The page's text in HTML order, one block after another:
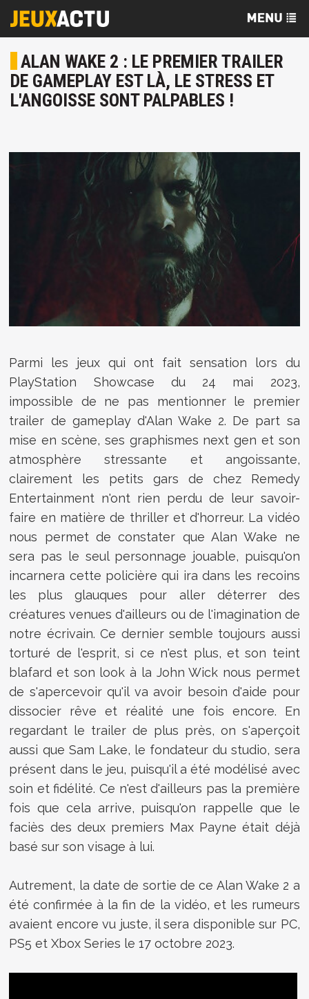
ALAN WAKE 2 : LE PREMIER TRAILER
DE GAMEPLAY EST LÀ, LE STRESS ET
L'ANGOISSE SONT PALPABLES !
Parmi les jeux qui ont fait sensation lors du
PlayStation Showcase du 24 mai 2023,
impossible de ne pas mentionner le premier
trailer de gameplay d'Alan Wake 2. De part sa
mise en scène, ses graphismes next gen et son
atmosphère stressante et angoissante,
clairement les petits gars de chez Remedy
Entertainment n'ont rien perdu de leur savoir-
faire en matière de thriller et d'horreur. La vidéo
nous permet de constater que Alan Wake ne
sera pas le seul personnage jouable, puisqu'on
incarnera cette policière qui ira dans les recoins
les plus glauques pour aller déterrer des
créatures venues d'ailleurs ou de l'imagination de
notre écrivain. Ce dernier semble toujours aussi
torturé de l'esprit, si ce n'est plus, et son teint
blafard et son look à la John Wick nous permet
de s'apercevoir qu'il va avoir besoin d'aide pour
dissocier rêve et réalité une fois encore. En
regardant le trailer de plus près, on s'aperçoit
aussi que Sam Lake, le fondateur du studio, sera
présent dans le jeu, puisqu'il a été modélisé avec
soin et fidélité. Ce n'est d'ailleurs pas la première
fois que cela arrive, puisqu'on rappelle que le
faciès des deux premiers Max Payne était déjà
basé sur son visage à lui.
Autrement, la date de sortie de ce Alan Wake 2 a
été confirmée à la fin de la vidéo, et les rumeurs
avaient encore vu juste, il sera disponible sur PC,
PS5 et Xbox Series le 17 octobre 2023.